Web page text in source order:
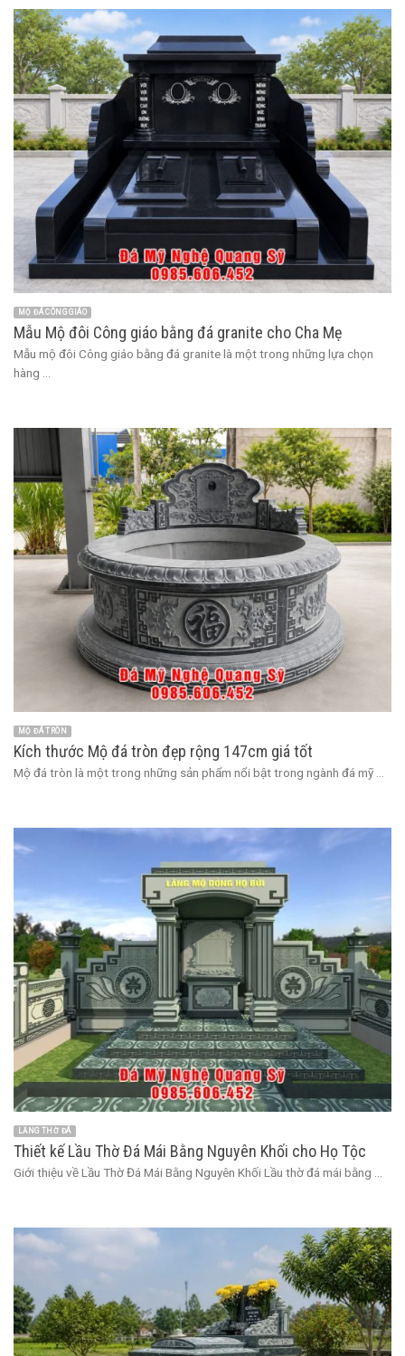
MỘ ĐÁ CÔNG GIÁO
Mẫu Mộ đôi Công giáo bằng đá granite cho Cha Mẹ
Mẫu mộ đôi Công giáo bằng đá granite là một trong những lựa chọn
hàng ...
MỘ ĐÁ TRÒN
Kích thước Mộ đá tròn đẹp rộng 147cm giá tốt
Mộ đá tròn là một trong những sản phẩm nổi bật trong ngành đá mỹ ...
LĂNG THỜ ĐÁ
Thiết kế Lầu Thờ Đá Mái Bằng Nguyên Khối cho Họ Tộc
Giới thiệu về Lầu Thờ Đá Mái Bằng Nguyên Khối Lầu thờ đá mái bằng ...